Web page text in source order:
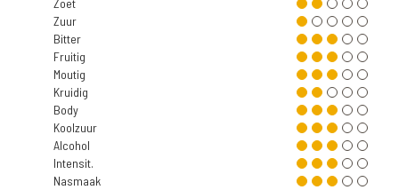
Zoet
Zuur
Bitter
Fruitig
Moutig
Kruidig
Body
Koolzuur
Alcohol
Intensit.
Nasmaak